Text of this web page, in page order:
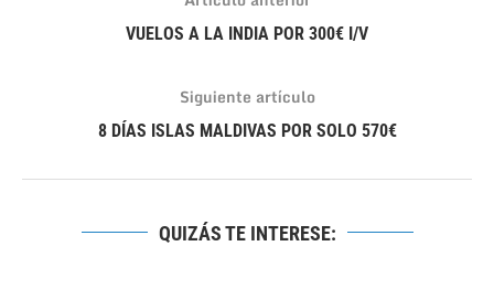
VUELOS A LA INDIA POR 300€ I/V
Siguiente artículo
8 DÍAS ISLAS MALDIVAS POR SOLO 570€
QUIZÁS TE INTERESE: